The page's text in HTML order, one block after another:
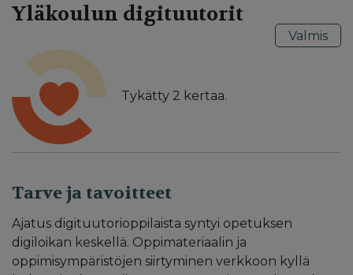
Yläkoulun digituutorit
Tykätty 2 kertaa.
Valmis
Tarve ja tavoitteet
Ajatus digituutorioppilaista syntyi opetuksen
digiloikan keskellä. Oppimateriaalin ja
oppimisympäristöjen siirtyminen verkkoon kyllä